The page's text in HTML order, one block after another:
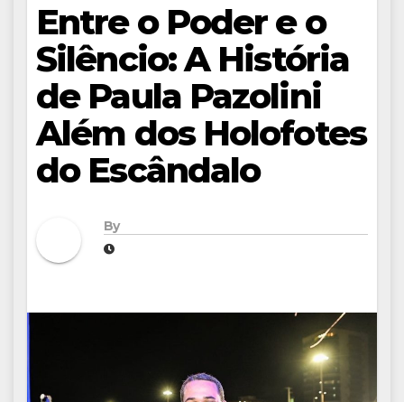
Entre o Poder e o
Silêncio: A História
de Paula Pazolini
Além dos Holofotes
do Escândalo
By